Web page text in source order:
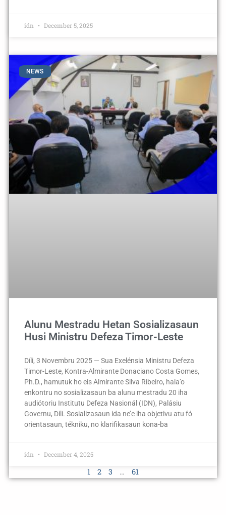
idn December 5, 2025
NEWS
Alunu Mestradu Hetan Sosializasaun
Husi Ministru Defeza Timor-Leste
Díli, 3 Novembru 2025 — Sua Exelénsia Ministru Defeza
Timor-Leste, Kontra-Almirante Donaciano Costa Gomes,
Ph.D., hamutuk ho eis Almirante Silva Ribeiro, hala’o
enkontru no sosializasaun ba alunu mestradu 20 iha
audiótoriu Institutu Defeza Nasionál (IDN), Palásiu
Governu, Díli. Sosializasaun ida ne’e iha objetivu atu fó
orientasaun, tékniku, no klarifikasaun kona-ba
idn December 4, 2025
1 2 3 … 61